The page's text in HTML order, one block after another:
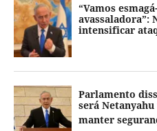
“Vamos
avassaladora”:
intensificar
Parlamento
será
manter